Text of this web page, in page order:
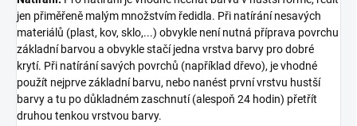
jen přiměřeně malým množstvím ředidla. Při natírání nesavých
materiálů (plast, kov, sklo,...) obvykle není nutná příprava povrchu
základní barvou a obvykle stačí jedna vrstva barvy pro dobré
krytí. Při natírání savých povrchů (například dřevo), je vhodné
použít nejprve základní barvu, nebo nanést první vrstvu hustší
barvy a tu po důkladném zaschnutí (alespoň 24 hodin) přetřít
druhou tenkou vrstvou barvy.